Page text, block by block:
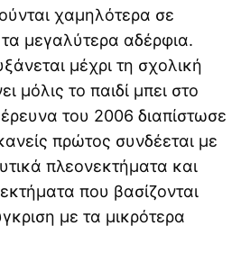
χαμηλότερα σε
μεγαλύτερα αδέρφια.
μέχρι τη σχολική
μόλις το παιδί μπει στο
του 2006 διαπίστωσε
πρώτος συνδέεται με
πλεονεκτήματα και
που βασίζονται
με τα μικρότερα